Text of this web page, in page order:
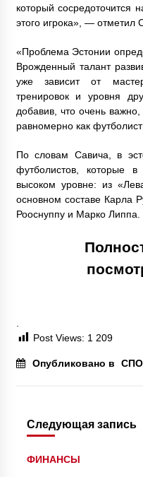
который сосредоточится
этого игрока», — отметил
«Проблема Эстонии
Врожденный талант
уже зависит от
тренировок и уровня
добавив, что очень
равномерно как футболист
По словам Савича, в
футболистов, которые
высоком уровне: из
основном составе Карла
Рооснуппу и Марко Липпа.
Post Views: 1 209
Опубликовано в
Следующая запись
ФИНАНСЫ